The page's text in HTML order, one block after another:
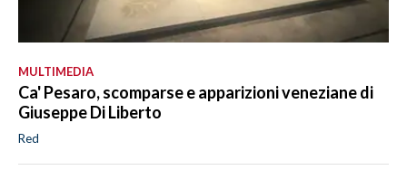
MULTIMEDIA
Ca' Pesaro, scomparse e apparizioni veneziane di
Giuseppe Di Liberto
Red